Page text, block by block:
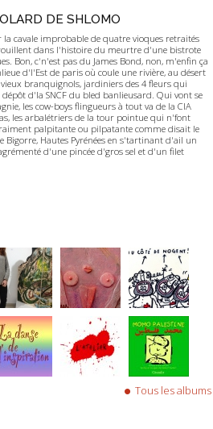
DE SHLOMO
cavale improbable de quatre vioques retraités
dans l'histoire du meurtre d'une bistrote
Bon, c'n'est pas du James Bond, non, m'enfin ça
d'l'Est de paris où coule une rivière, au désert
branquignols, jardiniers des 4 fleurs qui
d'la SNCF du bled banlieusard. Qui vont se
les cow-boys flingueurs à tout va de la CIA
les arbalétriers de la tour pointue qui n'font
palpitante ou pilpatante comme disait le
Bigorre, Hautes Pyrénées en s'tartinant d'ail un
d'une pincée d'gros sel et d'un filet
Tous les albums